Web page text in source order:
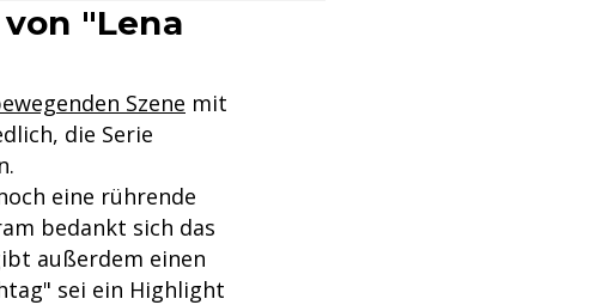
"Lena
Szene mit
die Serie
eine rührende
bedankt sich das
außerdem einen
sei ein Highlight